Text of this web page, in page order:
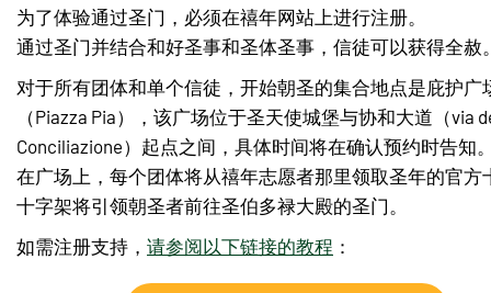
为了体验通过圣门，必须在禧年网站上进行注册。
通过圣门并结合和好圣事和圣体圣事，信徒可以获得全赦
对于所有团体和单个信徒，开始朝圣的集合地点是庇护广
（Piazza Pia），该广场位于圣天使城堡与协和大道（via
Conciliazione）起点之间，具体时间将在确认预约时告知
在广场上，每个团体将从禧年志愿者那里领取圣年的官方
十字架将引领朝圣者前往圣伯多禄大殿的圣门。
如需注册支持， 请参阅以下链接的教程 ：